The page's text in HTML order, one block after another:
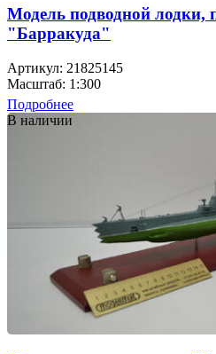
Модель подводной лодки,
"Барракуда"
Артикул: 21825145
Масштаб: 1:300
Подробнее
В наличии